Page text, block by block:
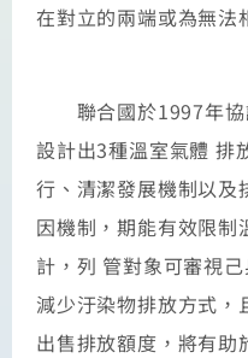
在對立的兩端或為無法
聯合國於1997年協
設計出3種溫室氣體 排
行、清潔發展機制以及
因機制，期能有效限制
計，列 管對象可審視
減少汙染物排放方式
出售排放額度，將有